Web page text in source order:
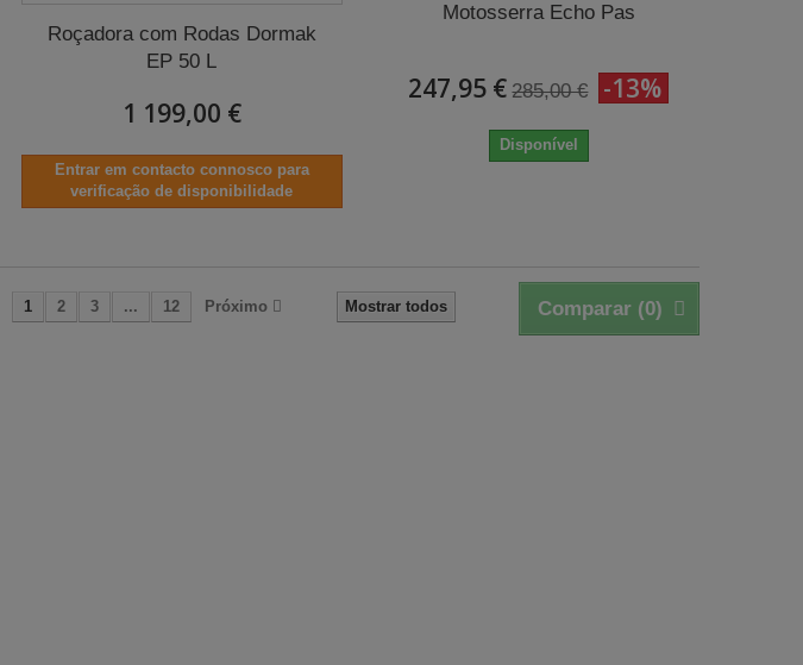
Roçadora com Rodas Dormak
EP 50 L
1 199,00 €
Entrar em contacto connosco para
verificação de disponibilidade
Motosserra Echo Pas
247,95 € 285,00 € -13%
Disponível
Comparar (0)
Mostrar todos
1 2 3 ... 12 Próximo